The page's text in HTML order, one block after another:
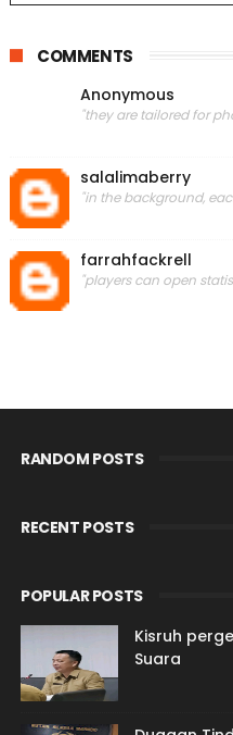
COMMENTS
Anonymous
"they are tailored for
salalimaberry
"in the background,
farrahfackrell
"players can open
RANDOM POSTS
RECENT POSTS
POPULAR POSTS
Kisruh
Suara